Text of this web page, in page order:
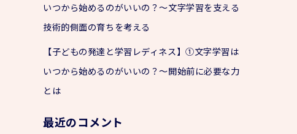
いつから始めるのがいいの？～文字学習を支える
技術的側面の育ちを考える
【子どもの発達と学習レディネス】①文字学習は
いつから始めるのがいいの？～開始前に必要な力
とは
最近のコメント